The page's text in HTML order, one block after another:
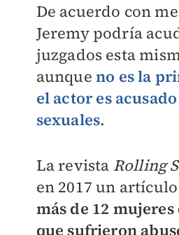
De acuerdo con
Jeremy podría
juzgados esta
aunque no es la
el actor es
sexuales.
La revista Rolling
en 2017 un
más de 12
que sufrieron